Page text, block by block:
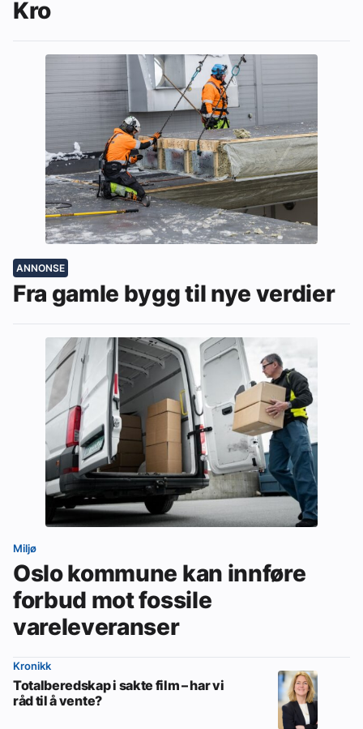
Kro
ANNONSE
Fra gamle bygg til nye verdier
Miljø
Oslo kommune kan innføre
forbud mot fossile
vareleveranser
Kronikk
Totalberedskap i sakte film – har vi
råd til å vente?